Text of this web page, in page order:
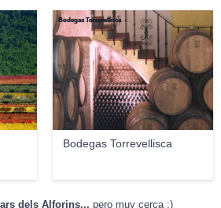
Bodegas Torrevellisca
Bodegas Torrevellisca
dels Alforins... pero muy cerca ;)